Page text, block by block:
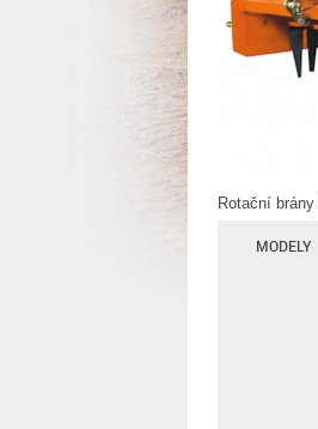
Rotační brány
MODELY